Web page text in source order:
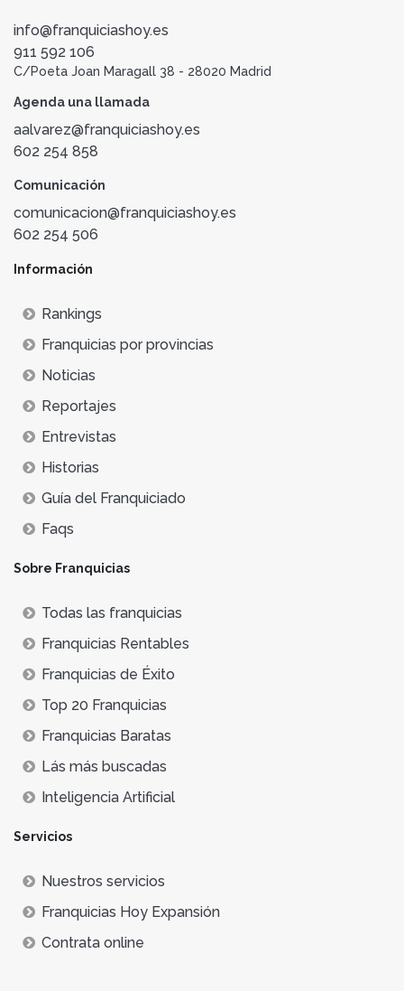
info@franquiciashoy.es
911 592 106
C/Poeta Joan Maragall 38 - 28020 Madrid
Agenda una llamada
aalvarez@franquiciashoy.es
602 254 858
Comunicación
comunicacion@franquiciashoy.es
602 254 506
Información
Rankings
Franquicias por provincias
Noticias
Reportajes
Entrevistas
Historias
Guía del Franquiciado
Faqs
Sobre Franquicias
Todas las franquicias
Franquicias Rentables
Franquicias de Éxito
Top 20 Franquicias
Franquicias Baratas
Lás más buscadas
Inteligencia Artificial
Servicios
Nuestros servicios
Franquicias Hoy Expansión
Contrata online